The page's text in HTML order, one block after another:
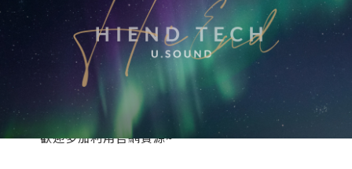
關於我們/
官網正式上架！
各種優惠資訊與活動好康，
皆會公告於最新消息頁面，
歡迎多加利用官網資源~